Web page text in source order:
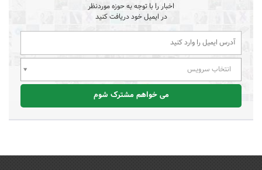
اخبار را با توجه به حوزه موردنظر
در ایمیل خود دریافت کنید
انتخاب سرویس
می خواهم مشترک شوم